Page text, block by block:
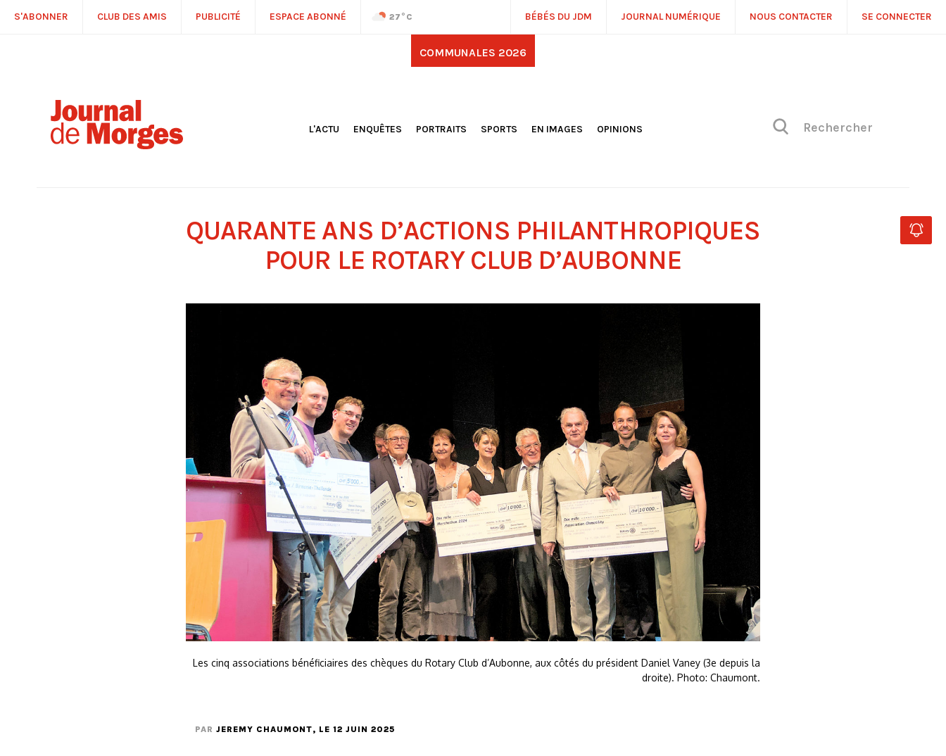
S'ABONNER CLUB DES AMIS PUBLICITÉ ESPACE ABONNÉ 27 °C BÉBÉS DU JDM JOURNAL NUMÉRIQUE NOUS CONTACTER SE CONNECTER
COMMUNALES 2026
L'ACTU
CULTURE
PLANÈTE
ENQUÊTES PORTRAITS
SPORTS
EN IMAGES
OPINIONS
QUARANTE ANS D’ACTIONS PHILANTHROPIQUES
POUR LE ROTARY CLUB D’AUBONNE
Les cinq associations bénéficiaires des chèques du Rotary Club d’Aubonne, aux côtés du président Daniel Vaney (3e depuis la
droite). Photo: Chaumont.
PAR JEREMY CHAUMONT, LE 12 JUIN 2025